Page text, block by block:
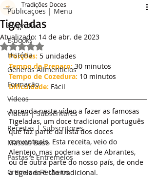
Publicações | Menu
Biografia
E-books
História
Géneros Alimentícios
Formação
Vídeos
Vídeos | Subscritores
Receitas | Subscritores
Massas Base
Pastas e Entremeios
Cremes e Recheios
Tigeladas
Tradições Doces
Atualizado: 14 de abr. de 2023
Avaliado com NaN de 5 estrelas.
Porções: 5 unidades
Tempo de Preparo: 30 minutos
Tempo de Cozedura: 10 minutos
Dificuldade: Fácil
Aprenda neste vídeo a fazer as famosas
Tigeladas, um doce tradicional português
que faz parte da lista dos doces
conventuais. Esta receita, veio do
Alentejo, mas poderia ser de Abrantes,
ou de outra parte do nosso país, de onde
a tigelada é tão tradicional.